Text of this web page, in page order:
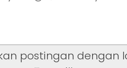
postingan dengan